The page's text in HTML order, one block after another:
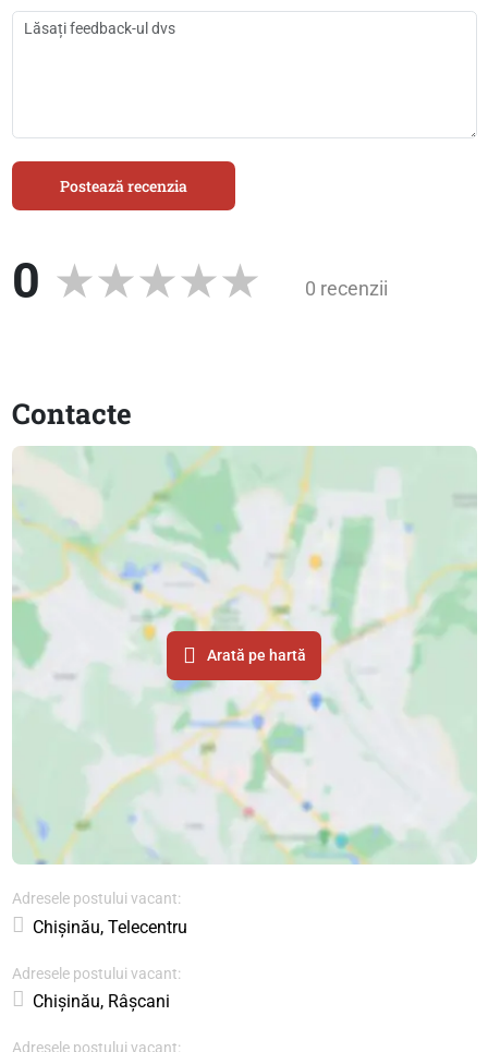
Postează recenzia
0 0 recenzii
Contacte
Arată pe hartă
Adresele postului vacant:
Chișinău, Telecentru
Adresele postului vacant:
Chișinău, Râșcani
Adresele postului vacant: